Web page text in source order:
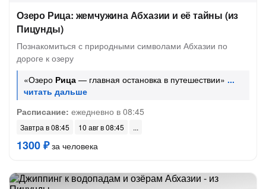
Озеро Рица: жемчужина Абхазии и её тайны (из
Пицунды)
Познакомиться с природными символами Абхазии по
дороге к озеру
«Озеро Рица — главная остановка в путешествии»
Расписание: ежедневно в 08:45
Завтра в 08:45 10 авг в 08:45
1300 ₽за человека